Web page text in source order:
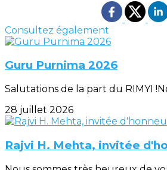
Consultez également
Guru Purnima 2026
Salutations de la part du RIMYI
28 juillet 2026
Rajvi H. Mehta, invitée